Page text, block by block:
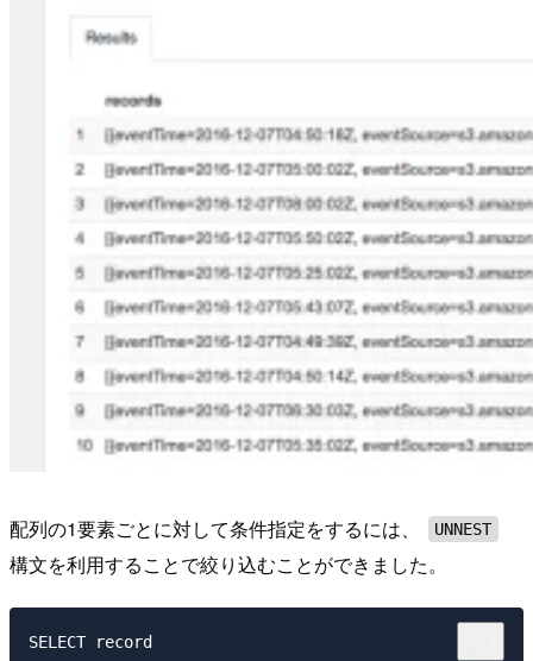
配列の1要素ごとに対して条件指定をするには、 UNNEST
構文を利用することで絞り込むことができました。
SELECT record